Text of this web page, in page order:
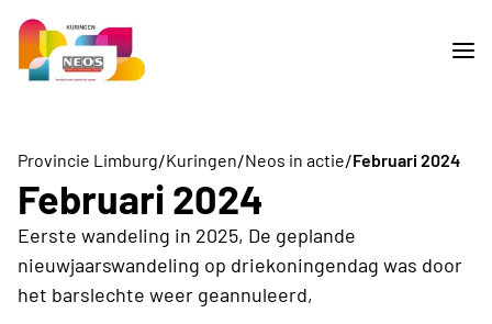
Provincie Limburg/Kuringen/Neos in actie/Februari 2024
Februari 2024
Eerste wandeling in 2025, De geplande
nieuwjaarswandeling op driekoningendag was door
het barslechte weer geannuleerd,